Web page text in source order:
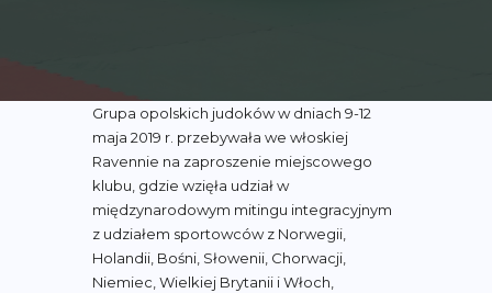
Grupa opolskich judoków w dniach 9-12
maja 2019 r. przebywała we włoskiej
Ravennie na zaproszenie miejscowego
klubu, gdzie wzięła udział w
międzynarodowym mitingu integracyjnym
z udziałem sportowców z Norwegii,
Holandii, Bośni, Słowenii, Chorwacji,
Niemiec, Wielkiej Brytanii i Włoch,